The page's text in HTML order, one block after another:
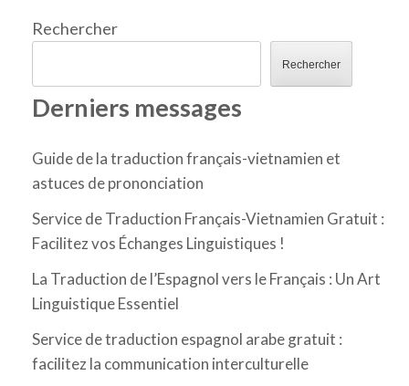
Rechercher
Rechercher
Derniers messages
Guide de la traduction français-vietnamien et
astuces de prononciation
Service de Traduction Français-Vietnamien Gratuit :
Facilitez vos Échanges Linguistiques !
La Traduction de l’Espagnol vers le Français : Un Art
Linguistique Essentiel
Service de traduction espagnol arabe gratuit :
facilitez la communication interculturelle